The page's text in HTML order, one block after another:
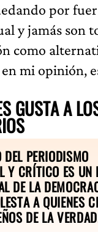
por
y jamás son
como
mi opinión,
GUSTA A
DEL PERIODISMO
Y CRÍTICO ES UN
DE LA
A QUIENES
DE LA